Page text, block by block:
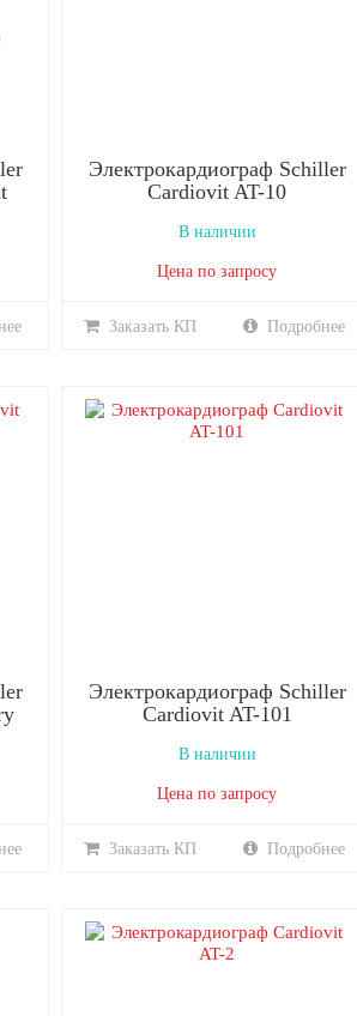
Электрокардиограф Schiller
Cardiovit AT-10
В наличии
Цена по запросу
Заказать КП Подробнее
Электрокардиограф Schiller
Cardiovit AT-101
В наличии
Цена по запросу
Заказать КП Подробнее